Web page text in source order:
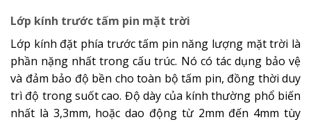
Lớp kính trước tấm pin mặt trời
Lớp kính đặt phía trước tấm pin năng lượng mặt trời là
phần nặng nhất trong cấu trúc. Nó có tác dụng bảo vệ
và đảm bảo độ bền cho toàn bộ tấm pin, đồng thời duy
trì độ trong suốt cao. Độ dày của kính thường phổ biến
nhất là 3,3mm, hoặc dao động từ 2mm đến 4mm tùy